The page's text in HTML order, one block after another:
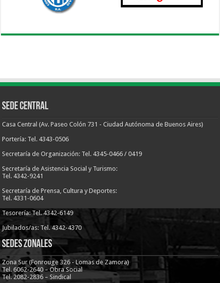
Sede Central
Casa Central (Av. Paseo Colón 731 - Ciudad Autónoma de Buenos Aires)
Portería: Tel. 4343-0506
Secretaría de Organización: Tel. 4345-0466 / 0419
Secretaría de Asistencia Social y Turismo:
Tel. 4342-9241
Secretaría de Prensa, Cultura y Deportes:
Tel. 4331-0604
Tesorería: Tel. 4342-6149
Jubilados/as: Tel. 4342-4370
Sedes Zonales
Zona Sur (Fonrouge 326 - Lomas de Zamora)
Tel. 6062-2640 – Obra Social
Tel. 2082-2836 – Sindical